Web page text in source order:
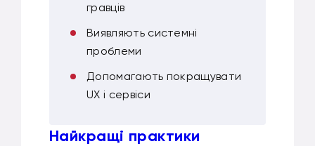
гравців
Виявляють системні
проблеми
Допомагають покращувати
UX і сервіси
Найкращі практики